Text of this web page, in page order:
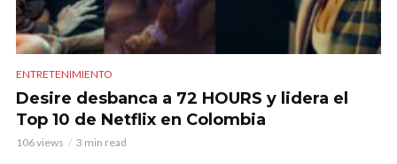
ENTRETENIMIENTO
Desire desbanca a 72 HOURS y lidera el
Top 10 de Netflix en Colombia
106 views 3 min read